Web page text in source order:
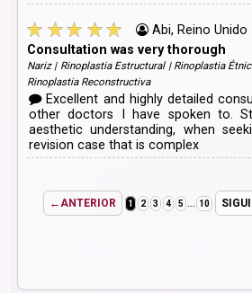
Abi, Reino Unido
Consultation was very thorough
Nariz | Rinoplastia Estructural | Rinoplastia
Rinoplastia Reconstructiva
Excellent and highly detailed
other doctors I have spoken to.
aesthetic understanding, when
revision case that is complex
←ANTERIOR 1 2 3 4 5 ... 10